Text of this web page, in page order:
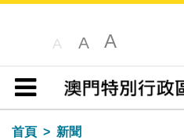
A A A
目錄
首頁
新聞